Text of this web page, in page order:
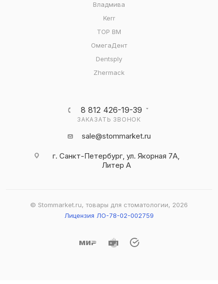
Владмива
Kerr
ТОР ВМ
ОмегаДент
Dentsply
Zhermack
8 812 426-19-39
ЗАКАЗАТЬ ЗВОНОК
sale@stommarket.ru
г. Cанкт-Петербург, ул. Якорная 7А,
Литер А
© Stommarket.ru, товары для стоматологии, 2026
Лицензия ЛО-78-02-002759